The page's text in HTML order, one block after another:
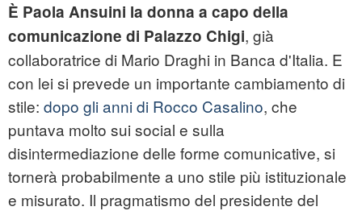
È Paola Ansuini la donna a capo della
comunicazione di Palazzo Chigi, già
collaboratrice di Mario Draghi in Banca d'Italia. E
con lei si prevede un importante cambiamento di
stile: dopo gli anni di Rocco Casalino, che
puntava molto sui social e sulla
disintermediazione delle forme comunicative, si
tornerà probabilmente a uno stile più istituzionale
e misurato. Il pragmatismo del presidente del